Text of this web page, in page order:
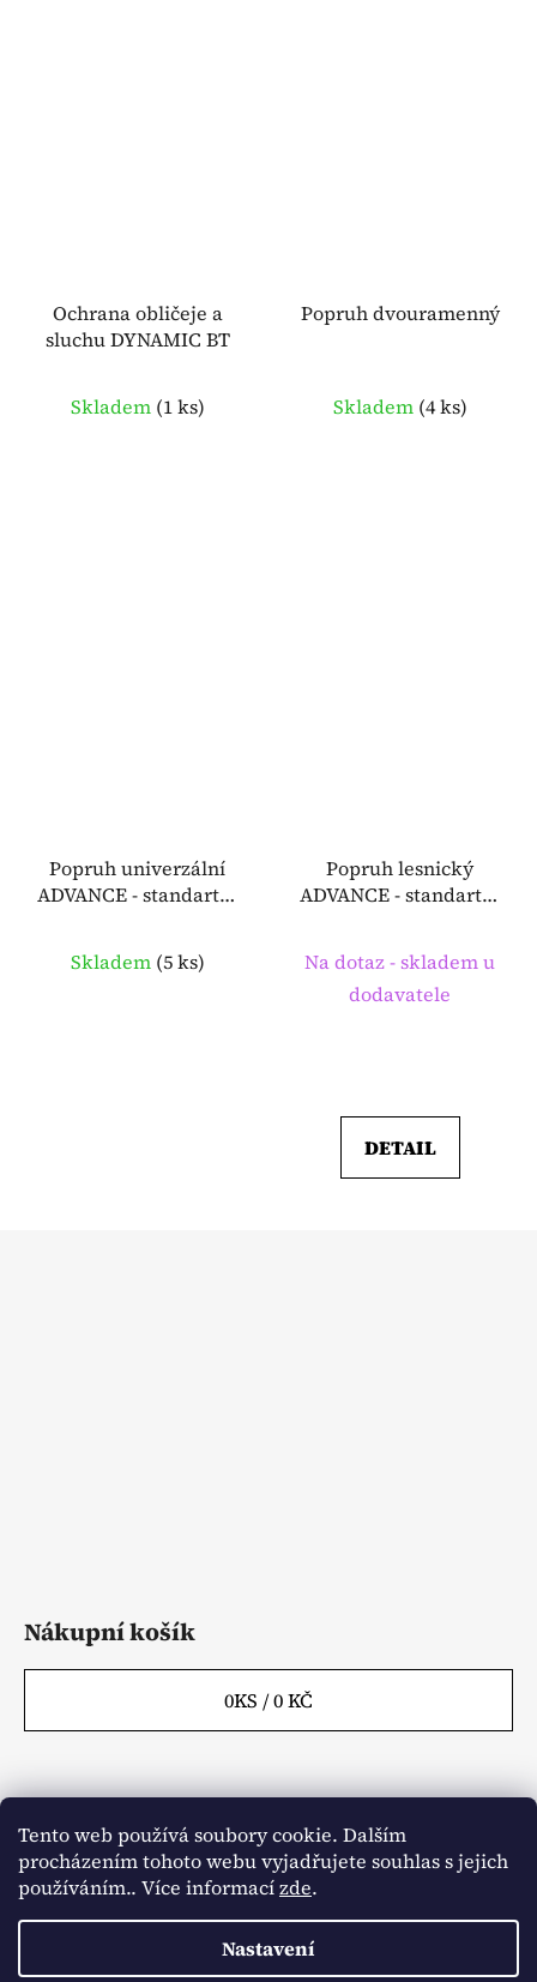
Tento web používá soubory cookie. Dalším
procházením tohoto webu vyjadřujete souhlas s jejich
používáním.. Více informacízde.
Nastavení
Ochrana obličeje a
sluchu DYNAMIC BT
Skladem (1 ks)
Popruh dvouramenný
Skladem (4 ks)
Popruh univerzální
ADVANCE - standartní
Skladem (5 ks)
Popruh lesnický
ADVANCE - standartní
Na dotaz - skladem u
dodavatele
DETAIL
Nákupní košík
0KS /0 KČ
Webové stránky
Kontakty
Obchodní podmínky
Napište nám
Aktuality